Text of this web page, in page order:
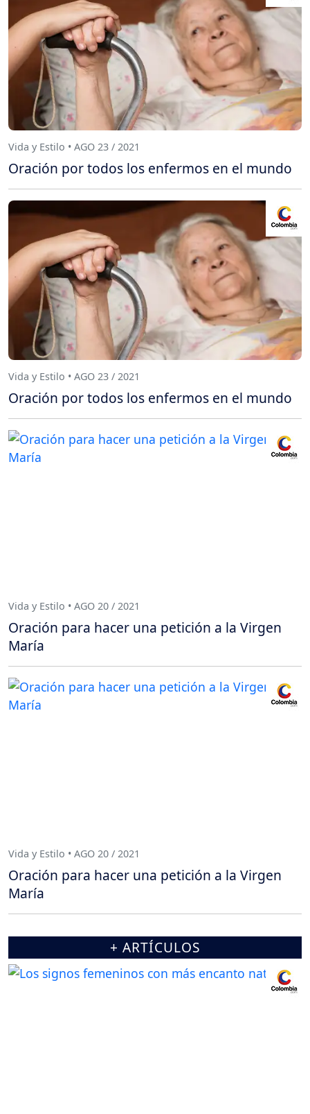
Vida y Estilo • AGO 23 / 2021
Oración por todos los enfermos en el mundo
Vida y Estilo • AGO 23 / 2021
Oración por todos los enfermos en el mundo
Vida y Estilo • AGO 20 / 2021
Oración para hacer una petición a la Virgen
María
Vida y Estilo • AGO 20 / 2021
Oración para hacer una petición a la Virgen
María
+ ARTÍCULOS